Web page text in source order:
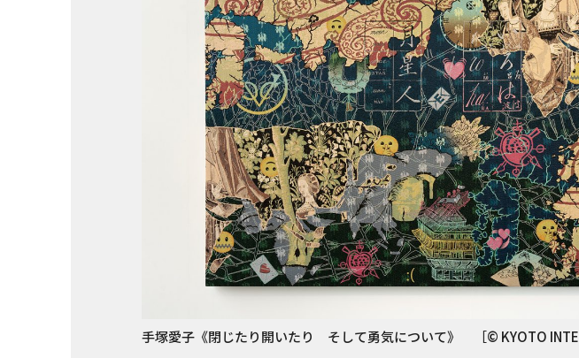
手塚愛子《閉じたり開いたり そして勇気について》 ［© KYOTO